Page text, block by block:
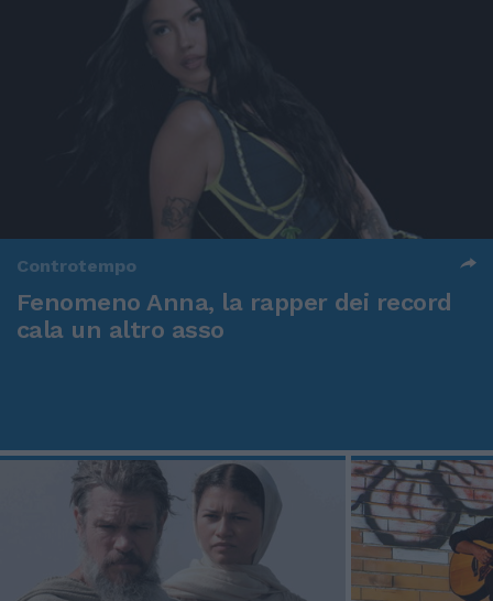
Controtempo
Fenomeno Anna, la rapper dei record
cala un altro asso